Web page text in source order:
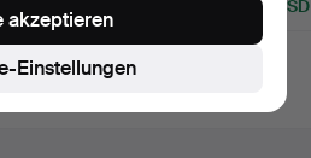
37 USD
Einstellungen
akzeptieren